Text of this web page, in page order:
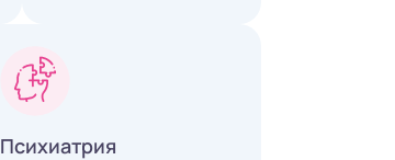
Психиатрия